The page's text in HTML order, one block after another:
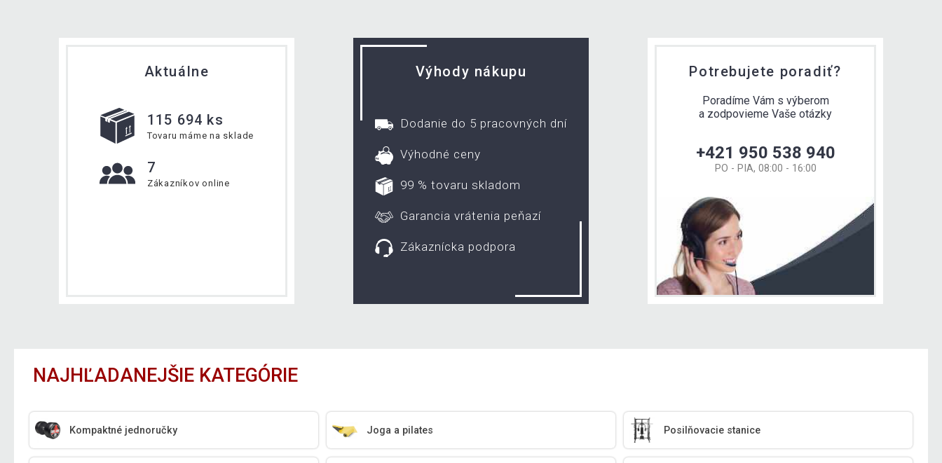
Aktuálne
115 694 ks
Tovaru máme na sklade
7
Zákazníkov online
Výhody nákupu
Dodanie do 5 pracovných dní
Výhodné ceny
99 % tovaru skladom
Garancia vrátenia peňazí
Zákaznícka podpora
Potrebujete poradiť?
Poradíme Vám s výberom
a zodpovieme Vaše otázky
+421 950 538 940
PO - PIA, 08:00 - 16:00
NAJHĽADANEJŠIE KATEGÓRIE
Kompaktné jednoručky Joga a pilates Posilňovacie stanice